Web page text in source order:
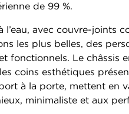
de 99 %.
avec couvre-joints
les plus belles, des
fonctionnels. Le châssis
coins esthétiques
à la porte, mettent en
minimaliste et aux